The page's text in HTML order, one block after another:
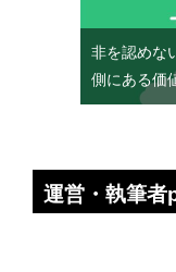
非を認めな
側にある価
運営・執筆